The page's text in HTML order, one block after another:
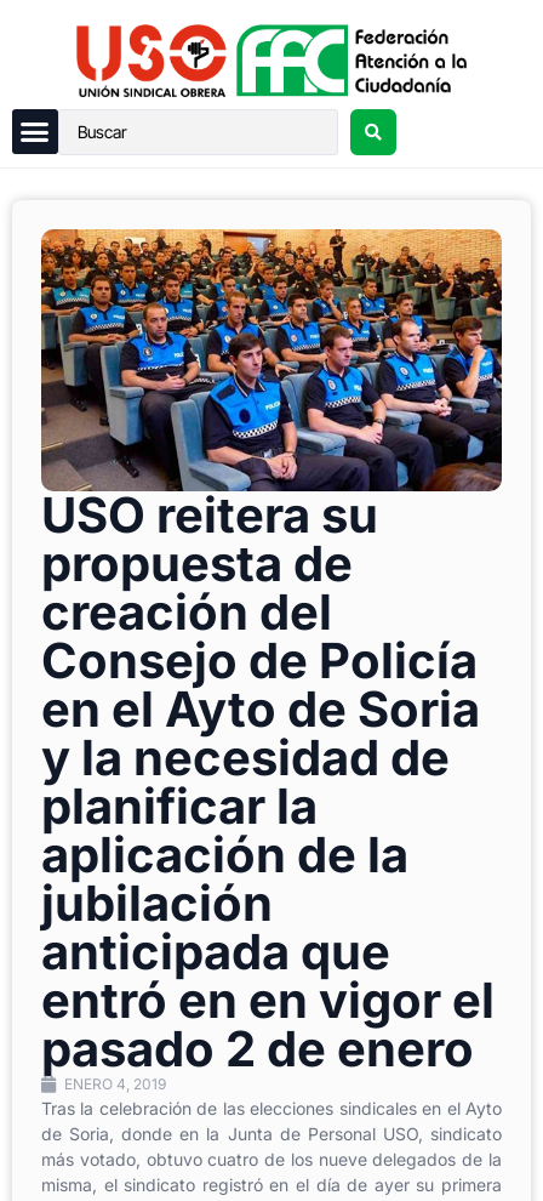
USO reitera su
propuesta de
creación del
Consejo de Policía
en el Ayto de Soria
y la necesidad de
planificar la
aplicación de la
jubilación
anticipada que
entró en en vigor el
pasado 2 de enero
ENERO 4, 2019
Tras la celebración de las elecciones sindicales en el Ayto
de Soria, donde en la Junta de Personal USO, sindicato
más votado, obtuvo cuatro de los nueve delegados de la
misma, el sindicato registró en el día de ayer su primera